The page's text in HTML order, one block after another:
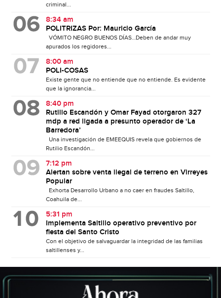
criminal...
8:34 am
POLITRIZAS Por: Mauricio García
VÓMITO NEGRO BUENOS DÍAS…Deben de andar muy
apurados los regidores...
8:00 am
POLI-COSAS
Existe gente que no entiende que no entiende. Es evidente
que la ignorancia...
8:40 pm
Rutilio Escandón y Omar Fayad otorgaron 327
mdp a red ligada a presunto operador de ‘La
Barredora’
Una investigación de EMEEQUIS revela que gobiernos de
Rutilio Escandón...
7:12 pm
Alertan sobre venta ilegal de terreno en Virreyes
Popular
Exhorta Desarrollo Urbano a no caer en fraudes Saltillo,
Coahuila de...
5:31 pm
Implementa Saltillo operativo preventivo por
fiesta del Santo Cristo
Con el objetivo de salvaguardar la integridad de las familias
saltillenses y...